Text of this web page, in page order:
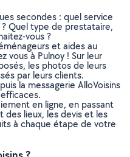
secondes : quel service
Quel type de prestataire,
vous ?
et aides au
vous à Pulnoy ! Sur leur
les photos de leurs
par leurs clients.
la messagerie AlloVoisins
en ligne, en passant
des lieux, les devis et les
à chaque étape de votre